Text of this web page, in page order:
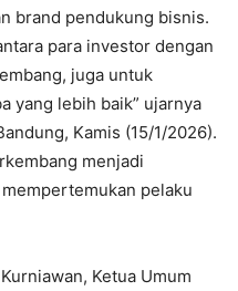
brand pendukung bisnis.
para investor dengan
juga untuk
yang lebih baik” ujarnya
Kamis (15/1/2026).
menjadi
pelaku
Ketua Umum